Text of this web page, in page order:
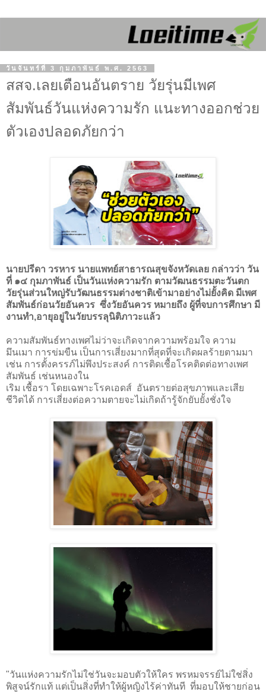
วันจันทร์ที่ 3 กุมภาพันธ์ พ.ศ. 2563
สสจ.เลยเตือนอันตราย วัยรุ่นมีเพศ
สัมพันธ์วันแห่งความรัก แนะทางออกช่วย
ตัวเองปลอดภัยกว่า
นายปรีดา วรหาร นายแพทย์สาธารณสุขจังหวัดเลย กล่าวว่า วัน
ที่ ๑๔ กุมภาพันธ์ เป็นวันแห่งความรัก
วัยรุ่นส่วนใหญ่รับวัฒนธรรมต่างชาติเข้ามาอย่างไม่ยั้งคิด มีเพศ
สัมพันธ์ก่อนวัยอันควร  ซึ่งวัยอันควร หมายถึง ผู้ที่จบการศึกษา มี
งานทำ,อายุอยู่ในวัยบรรลุนิติภาวะแล้ว
ความสัมพันธ์ทางเพศไม่ว่าจะเกิดจากความพร้อมใจ ความ
มึนเมา การข่มขืน เป็นการเสี่ยงมากที่สุดที่จะเกิดผลร้ายตามมา
เช่น การตั้งครรภ์ไม่พึงประสงค์ การติดเชื้อโรคติดต่อทางเพศ
สัมพันธ์ เช่นหนองใน
เริม เชื้อรา โดยเฉพาะโรคเอดส์ อันตรายต่อสุขภาพและเสีย
ชีวิตได้ การเสี่ยงต่อความตายจะไม่เกิดถ้ารู้จักยับยั้งชั่งใจ
"วันแห่งความรักไม่ใช่วันจะมอบตัวให้ใคร พรหมจรรย์ไม่ใช่สิ่ง
พิสูจน์รักแท้ แต่เป็นสิ่งที่ทำให้ผู้หญิงไร้ค่าทันที ที่มอบให้ชายก่อน